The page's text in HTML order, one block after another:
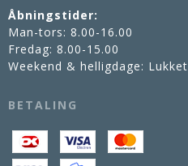
Åbningstider:
Man-tors: 8.00-16.00
Fredag: 8.00-15.00
Weekend & helligdage: Lukket
BETALING